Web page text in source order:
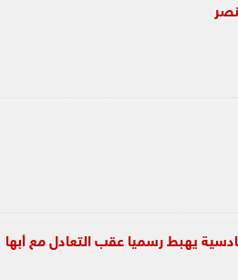
يهبط رسميا عقب التعادل مع أبها